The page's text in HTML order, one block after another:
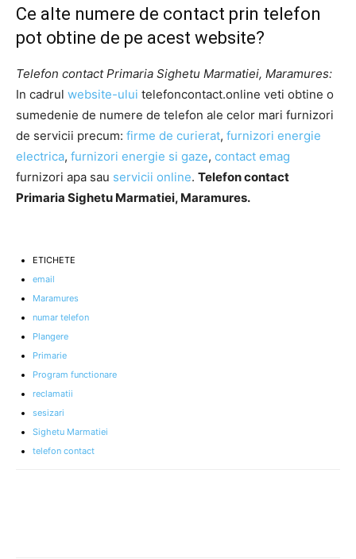
Ce alte numere de contact prin telefon
pot obtine de pe acest website?
Telefon contact Primaria Sighetu Marmatiei, Maramures:
In cadrul website-ului telefoncontact.online veti obtine o
sumedenie de numere de telefon ale celor mari furnizori
de servicii precum: firme de curierat, furnizori energie
electrica, furnizori energie si gaze, contact emag
furnizori apa sau servicii online. Telefon contact
Primaria Sighetu Marmatiei, Maramures.
ETICHETE
email
Maramures
numar telefon
Plangere
Primarie
Program functionare
reclamatii
sesizari
Sighetu Marmatiei
telefon contact